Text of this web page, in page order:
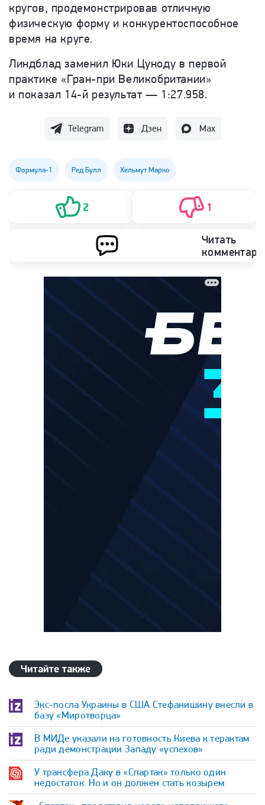
кругов, продемонстрировав отличную
физическую форму и конкурентоспособное
время на круге.
Линдблад заменил Юки Цуноду в первой
практике «Гран-при Великобритании»
и показал 14-й результат — 1:27.958.
Telegram Дзен Max
Формула-1 Ред Булл Хельмут Марко
2 1
Читать
Читайте также
Экс-посла Украины в США Стефанишину внесли в
базу «Миротворца»
В МИДе указали на готовность Киева к терактам
ради демонстрации Западу «успехов»
У трансфера Даку в «Спартак» только один
недостаток. Но и он должен стать козырем